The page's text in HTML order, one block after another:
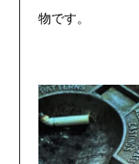
物です。